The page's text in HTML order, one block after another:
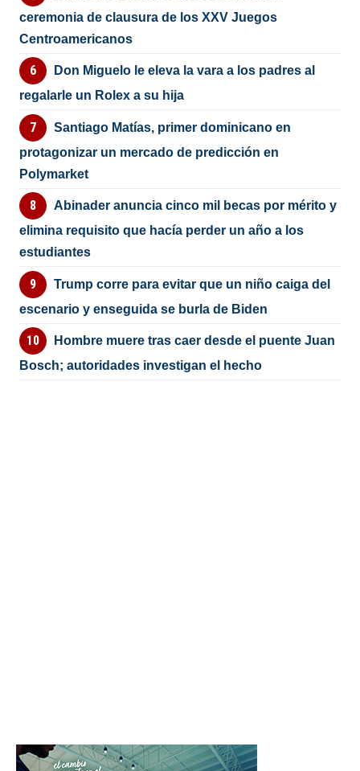
ceremonia de clausura de los XXV Juegos
Centroamericanos
Don Miguelo le eleva la vara a los padres al
regalarle un Rolex a su hija
Santiago Matías, primer dominicano en
protagonizar un mercado de predicción en
Polymarket
Abinader anuncia cinco mil becas por mérito y
elimina requisito que hacía perder un año a los
estudiantes
Trump corre para evitar que un niño caiga del
escenario y enseguida se burla de Biden
Hombre muere tras caer desde el puente Juan
Bosch; autoridades investigan el hecho